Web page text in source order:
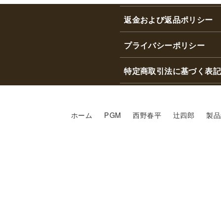
返金および返品ポリシー
プライバシーポリシー
特定商取引法に基づく表記
ホーム PGM 西野春平 辻四郎 製